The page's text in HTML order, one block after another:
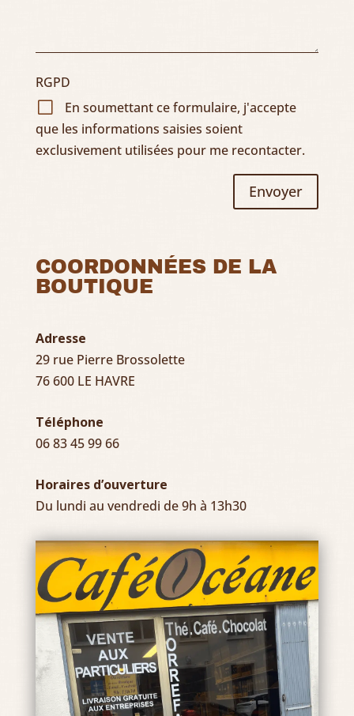
RGPD
En soumettant ce formulaire, j'accepte
que les informations saisies soient
exclusivement utilisées pour me recontacter.
Envoyer
COORDONNÉES DE LA
BOUTIQUE
Adresse
29 rue Pierre Brossolette
76 600 LE HAVRE
Téléphone
06 83 45 99 66
Horaires d’ouverture
Du lundi au vendredi de 9h à 13h30